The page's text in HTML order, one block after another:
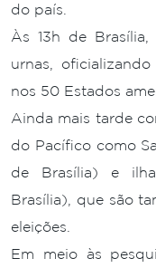
do país.
Às 13h de
urnas,
nos 50 Estados
Ainda mais tarde
do Pacífico como
de Brasília) e
Brasília), que são
eleições.
Em meio às